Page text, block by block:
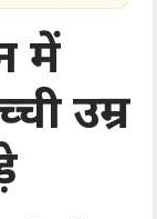
में
उम्र